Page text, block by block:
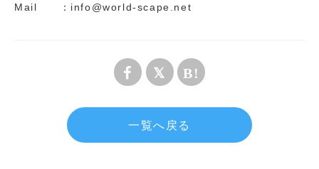
Mail ：info@world-scape.net
一覧へ戻る